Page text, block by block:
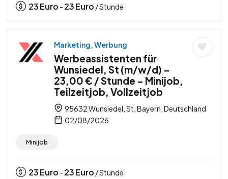
23Euro - 23Euro / Stunde
Marketing, Werbung
Werbeassistenten für
Wunsiedel, St (m/w/d) –
23,00 € / Stunde – Minijob,
Teilzeitjob, Vollzeitjob
95632 Wunsiedel, St, Bayern, Deutschland
02/08/2026
Minijob
23Euro - 23Euro / Stunde